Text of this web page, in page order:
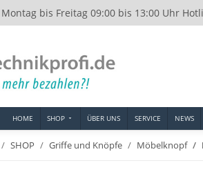
bis Freitag 09:00 bis 13:00 Uhr
HOME SHOP ÜBER UNS SERVICE NEWS
SHOP Griffe und Knöpfe Möbelknopf